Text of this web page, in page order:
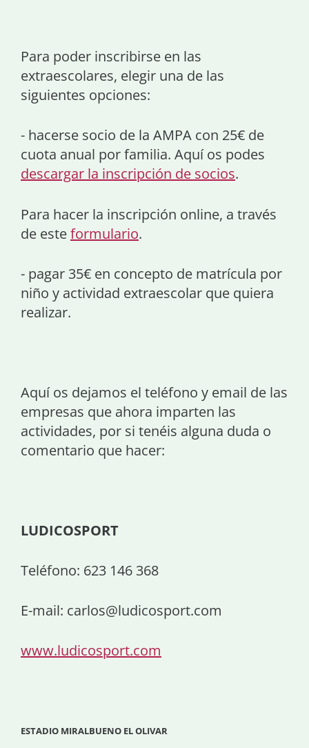
Para poder inscribirse en las
extraescolares, elegir una de las
siguientes opciones:
- hacerse socio de la AMPA con 25€ de
cuota anual por familia. Aquí os podes
descargar la inscripción de socios.
Para hacer la inscripción online, a través
de esteformulario.
- pagar 35€ en concepto de matrícula por
niño y actividad extraescolar que quiera
realizar.
Aquí os dejamos el teléfono y email de las
empresas que ahora imparten las
actividades, por si tenéis alguna duda o
comentario que hacer:
LUDICOSPORT
Teléfono: 623 146 368
E-mail: carlos@ludicosport.com
www.ludicosport.com
ESTADIO MIRALBUENO EL OLIVAR